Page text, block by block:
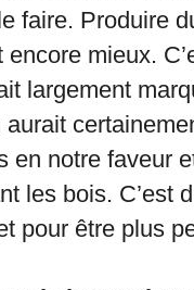
faire. Produire
mieux.
largement
aurait
en notre faveur
les bois. C’est
pour être plus